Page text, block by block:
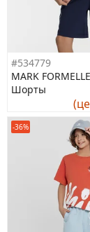
#534779
MARK FORMELLE
Шорты
-36%